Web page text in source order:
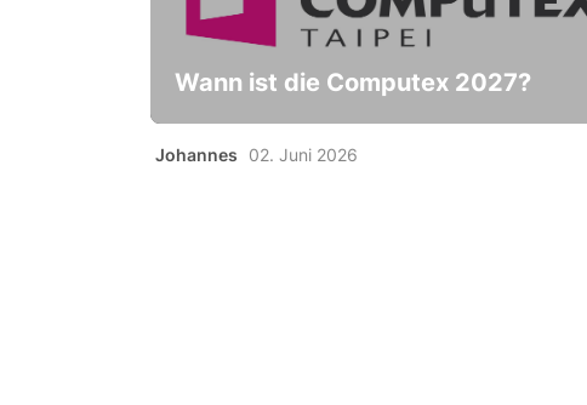
Wann ist die Computex 2027?
Johannes 02. Juni 2026